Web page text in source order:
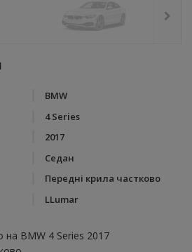
BMW
4 Series
2017
Седан
Передні крила частково
LLumar
на BMW 4 Series 2017